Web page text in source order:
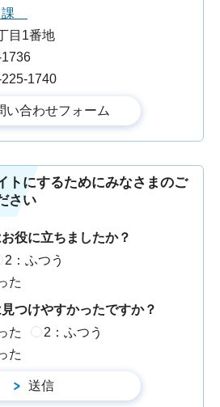
課
目1番地
1740
トにするためにみなさまのご
さい
役に立ちましたか？
2：ふつう
た
つけやすかったですか？
た
2：ふつう
た